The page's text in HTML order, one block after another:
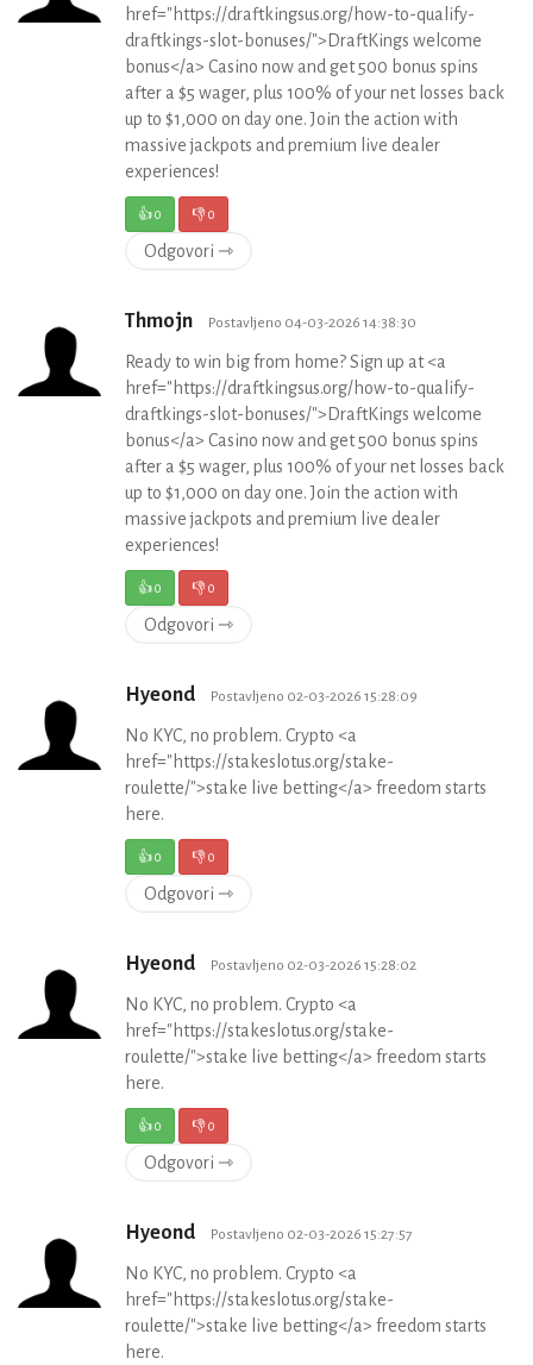
href="https://draftkingsus.org/how-to-qualify-
draftkings-slot-bonuses/">DraftKings welcome
bonus</a> Casino now and get 500 bonus spins
after a $5 wager, plus 100% of your net losses back
up to $1,000 on day one. Join the action with
massive jackpots and premium live dealer
experiences!
👍0 👎0
Odgovori ⇾
Thmojn Postavljeno 04-03-2026 14:38:30
Ready to win big from home? Sign up at <a
href="https://draftkingsus.org/how-to-qualify-
draftkings-slot-bonuses/">DraftKings welcome
bonus</a> Casino now and get 500 bonus spins
after a $5 wager, plus 100% of your net losses back
up to $1,000 on day one. Join the action with
massive jackpots and premium live dealer
experiences!
👍0 👎0
Odgovori ⇾
Hyeond Postavljeno 02-03-2026 15:28:09
No KYC, no problem. Crypto <a
href="https://stakeslotus.org/stake-
roulette/">stake live betting</a> freedom starts
here.
👍0 👎0
Odgovori ⇾
Hyeond Postavljeno 02-03-2026 15:28:02
No KYC, no problem. Crypto <a
href="https://stakeslotus.org/stake-
roulette/">stake live betting</a> freedom starts
here.
👍0 👎0
Odgovori ⇾
Hyeond Postavljeno 02-03-2026 15:27:57
No KYC, no problem. Crypto <a
href="https://stakeslotus.org/stake-
roulette/">stake live betting</a> freedom starts
here.